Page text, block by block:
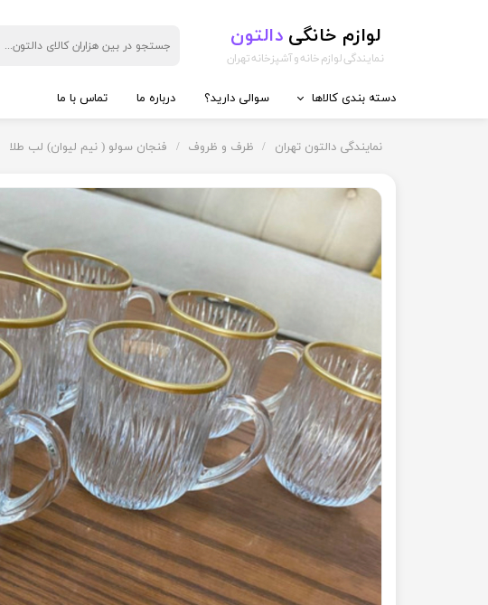
نمایندگی لوازم خانه و آشپزخانه تهران
لوازم خانگی دالتون
دسته بندی کالاها
◼️ آماده سازی غذا
مخلوط کن
غذاساز
همزن
آسیاب
◼️ تهیه و نگهداری نوشیدنی
سه کاره
چای ساز
آب پرتقال گیری
آب سردکن
قهوه ساز
اسپرسوساز
کتری قوری
آبمیوه گیری
◼️ لوازم منزل
جارو
اتو
بخار شوی
چرخ خیاطی
◼️ تجهیزات آشپرخانه
اجاق گاز مبله
اجاق گاز صفحه ای
هود آشپزخانه
فر توکار
سوالی دارید؟ درباره ما تماس با ما
نمایندگی دالتون تهران ظرف و ظروف فنجان سولو ( نيم ليوان) لب طلا